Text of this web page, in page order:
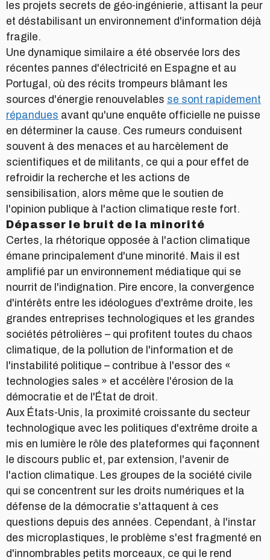
les projets secrets de géo-ingénierie, attisant la peur
et déstabilisant un environnement d'information déjà
fragile.
Une dynamique similaire a été observée lors des
récentes pannes d'électricité en Espagne et au
Portugal, où des récits trompeurs blâmant les
sources d'énergie renouvelables se sont rapidement
répandues avant qu'une enquête officielle ne puisse
en déterminer la cause. Ces rumeurs conduisent
souvent à des menaces et au harcèlement de
scientifiques et de militants, ce qui a pour effet de
refroidir la recherche et les actions de
sensibilisation, alors même que le soutien de
l'opinion publique à l'action climatique reste fort.
Dépasser le bruit de la minorité
Certes, la rhétorique opposée à l'action climatique
émane principalement d'une minorité. Mais il est
amplifié par un environnement médiatique qui se
nourrit de l'indignation. Pire encore, la convergence
d'intérêts entre les idéologues d'extrême droite, les
grandes entreprises technologiques et les grandes
sociétés pétrolières – qui profitent toutes du chaos
climatique, de la pollution de l'information et de
l'instabilité politique – contribue à l'essor des «
technologies sales » et accélère l'érosion de la
démocratie et de l'État de droit.
Aux États-Unis, la proximité croissante du secteur
technologique avec les politiques d'extrême droite a
mis en lumière le rôle des plateformes qui façonnent
le discours public et, par extension, l'avenir de
l'action climatique. Les groupes de la société civile
qui se concentrent sur les droits numériques et la
défense de la démocratie s'attaquent à ces
questions depuis des années. Cependant, à l'instar
des microplastiques, le problème s'est fragmenté en
d'innombrables petits morceaux, ce qui le rend